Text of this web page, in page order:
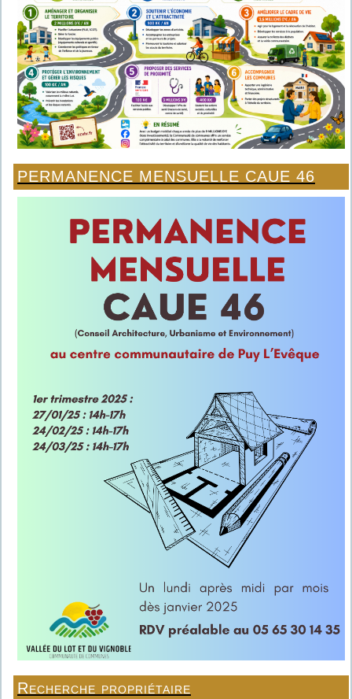
PERMANENCE MENSUELLE CAUE 46
Recherche propriétaire